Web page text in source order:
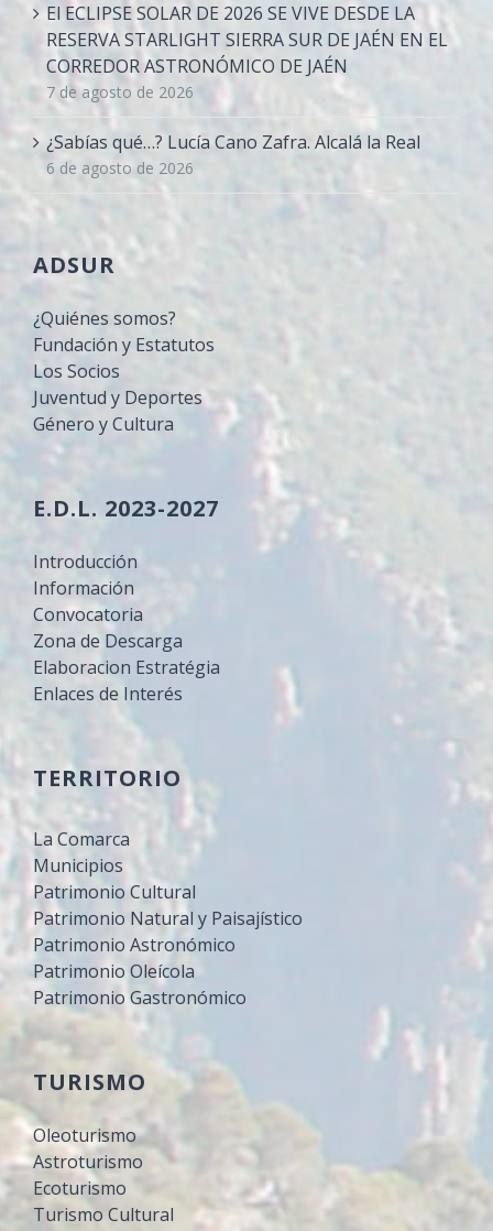
El ECLIPSE SOLAR DE 2026 SE VIVE DESDE LA
RESERVA STARLIGHT SIERRA SUR DE JAÉN EN EL
CORREDOR ASTRONÓMICO DE JAÉN
7 de agosto de 2026
¿Sabías qué…? Lucía Cano Zafra. Alcalá la Real
6 de agosto de 2026
ADSUR
¿Quiénes somos?
Fundación y Estatutos
Los Socios
Juventud y Deportes
Género y Cultura
E.D.L. 2023-2027
Introducción
Información
Convocatoria
Zona de Descarga
Elaboracion Estratégia
Enlaces de Interés
TERRITORIO
La Comarca
Municipios
Patrimonio Cultural
Patrimonio Natural y Paisajístico
Patrimonio Astronómico
Patrimonio Oleícola
Patrimonio Gastronómico
TURISMO
Oleoturismo
Astroturismo
Ecoturismo
Turismo Cultural